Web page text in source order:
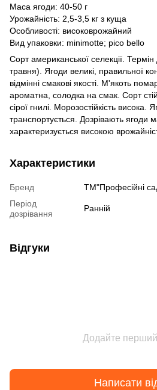
Маса ягоди: 40-50 г
Урожайність: 2,5-3,5 кг з куща
Особливості: високоврожайний
Вид упаковки: minimotte; pico bello
Сорт американської селекції.
травня). Ягоди великі, правильної
відмінні смакові якості. М'якоть
ароматна, солодка на смак. Сорт
сірої гнилі. Морозостійкість висока.
транспортується. Дозрівають ягоди
характеризується високою
Характеристики
Бренд
ТМ"Професійні
Період
дозрівання
Ранній
Відгуки
Додайте перший
Написати